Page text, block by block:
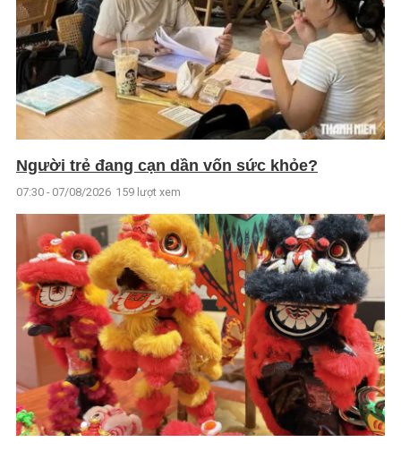
Người trẻ đang cạn dần vốn sức khỏe?
07:30 - 07/08/2026 159 lượt xem